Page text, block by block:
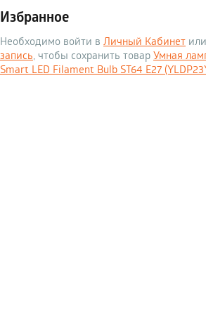
Избранное
Необходимо войти в Личный Кабинет или
запись, чтобы сохранить товар Умная
Smart LED Filament Bulb ST64 E27